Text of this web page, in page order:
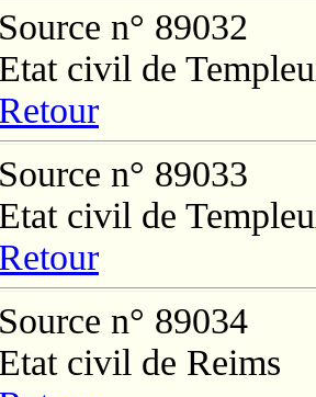
Source n° 89032
Etat civil de
Retour
Source n° 89033
Etat civil de
Retour
Source n° 89034
Etat civil de Reims